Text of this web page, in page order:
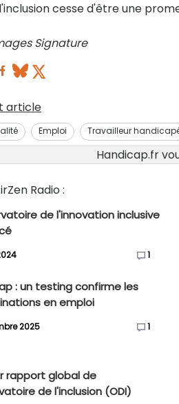
cesse d'être une
Signature
article
Emploi Travailleur
Handicap.fr
Radio :
de l'innovation inclusive
1
: un testing confirme les
en emploi
2025 1
rapport global de
de l'inclusion (ODI)